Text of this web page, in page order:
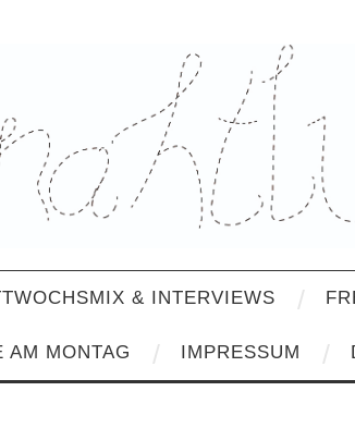
& INTERVIEWS
AM MONTAG IMPRESSUM